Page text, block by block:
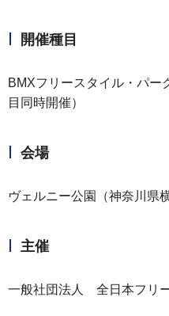
開催種目
BMXフリースタイル・パー
目同時開催）
会場
ヴェルニー公園（神奈川県
主催
一般社団法人 全日本フリ